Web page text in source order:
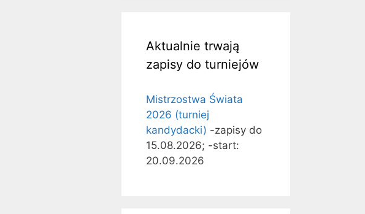
Aktualnie trwają
zapisy do turniejów
Mistrzostwa Świata
2026 (turniej
kandydacki) -zapisy do
15.08.2026; -start:
20.09.2026